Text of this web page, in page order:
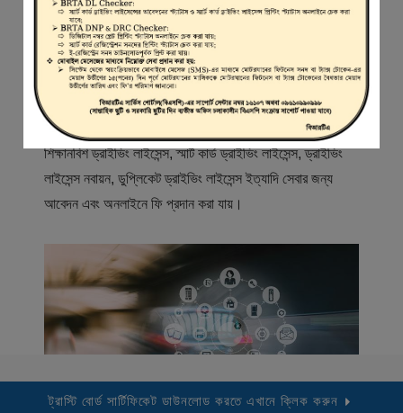
স্বাগতম
বিআরটিএ সার্ভিস পোর্টাল (বিএসপি) বাংলাদেশ রোড ট্রান্সপোর্ট অথরিটি
(বিআরটিএ) এর একটি অনলাইন সেবা প্রদানের মাধ্যম যেখানে ড্রাইভার,
মোটরযান মালিক, মোটরযান বিক্রেতাদের নিবন্ধিত করা হয় এবং
শিক্ষানবিশ ড্রাইভিং লাইসেন্স, স্মার্ট কার্ড ড্রাইভিং লাইসেন্স, ড্রাইভিং
লাইসেন্স নবায়ন, ডুপ্লিকেট ড্রাইভিং লাইসেন্স ইত্যাদি সেবার জন্য
আবেদন এবং অনলাইনে ফি প্রদান করা যায়।
ট্রাস্টি বোর্ড সার্টিফিকেট ডাউনলোড করতে এখানে ক্লিক করুন